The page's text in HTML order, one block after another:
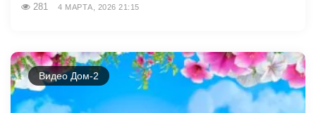
281 4 МАРТА, 2026 21:15
Видео Дом-2